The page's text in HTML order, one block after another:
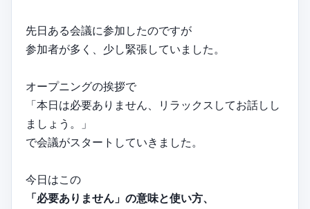
先日ある会議に参加したのですが
参加者が多く、少し緊張していました。
オープニングの挨拶で
「本日は必要ありません、リラックスしてお話しし
ましょう。」
で会議がスタートしていきました。
今日はこの
「必要ありません」の意味と使い方、